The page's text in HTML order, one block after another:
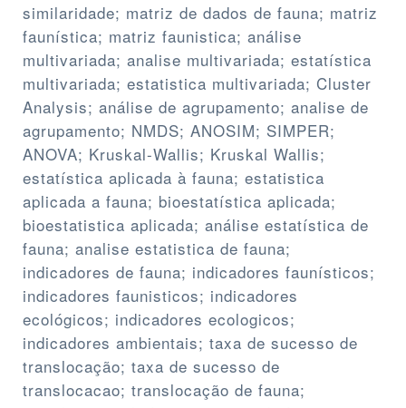
similaridade; matriz de dados de fauna; matriz
faunística; matriz faunistica; análise
multivariada; analise multivariada; estatística
multivariada; estatistica multivariada; Cluster
Analysis; análise de agrupamento; analise de
agrupamento; NMDS; ANOSIM; SIMPER;
ANOVA; Kruskal-Wallis; Kruskal Wallis;
estatística aplicada à fauna; estatistica
aplicada a fauna; bioestatística aplicada;
bioestatistica aplicada; análise estatística de
fauna; analise estatistica de fauna;
indicadores de fauna; indicadores faunísticos;
indicadores faunisticos; indicadores
ecológicos; indicadores ecologicos;
indicadores ambientais; taxa de sucesso de
translocação; taxa de sucesso de
translocacao; translocação de fauna;